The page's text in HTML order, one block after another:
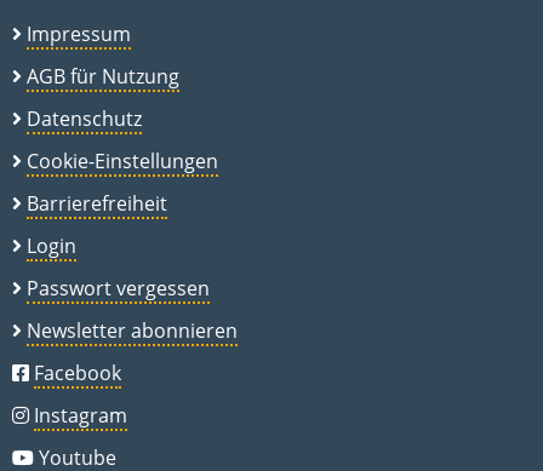
Impressum
AGB für Nutzung
Datenschutz
Cookie-Einstellungen
Barrierefreiheit
Login
Passwort vergessen
Newsletter abonnieren
Facebook
Instagram
Youtube